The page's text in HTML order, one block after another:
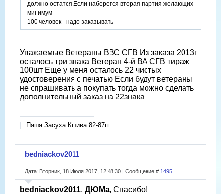
должно остатся.Если наберется вторая партия желающих
минимум
100 человек - надо заказывать
Уважаемые Ветераны ВВС СГВ Из заказа 2013г
осталось три знака Ветеран 4-й ВА СГВ тираж
100шт Еще у меня осталось 22 чистых
удостоверения с печатью Если будут ветераны
не спрашивать а покупать тогда можно сделать
дополнительный заказ на 22знака
Паша Засуха Кшива 82-87гг
bedniackov2011
Дата: Вторник, 18 Июля 2017, 12:48:30 | Сообщение # 1495
bedniackov2011, ДЮМа, Спасибо!